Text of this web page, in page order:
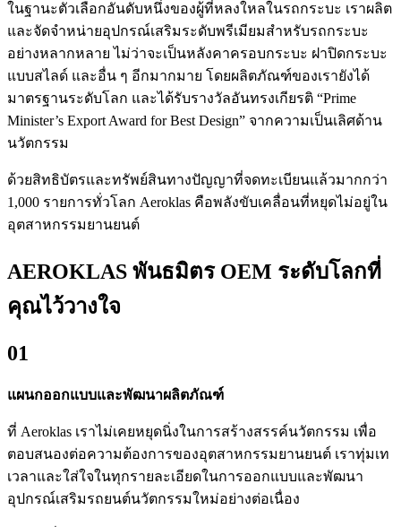
ในฐานะตัวเลือกอันดับหนึ่งของผู้ที่หลงใหลในรถกระบะ เราผลิต
และจัดจำหน่ายอุปกรณ์เสริมระดับพรีเมียมสำหรับรถกระบะ
อย่างหลากหลาย ไม่ว่าจะเป็นหลังคาครอบกระบะ ฝาปิดกระบะ
แบบสไลด์ และอื่น ๆ อีกมากมาย โดยผลิตภัณฑ์ของเรายังได้
มาตรฐานระดับโลก และได้รับรางวัลอันทรงเกียรติ “Prime
Minister’s Export Award for Best Design” จากความเป็นเลิศด้าน
นวัตกรรม
ด้วยสิทธิบัตรและทรัพย์สินทางปัญญาที่จดทะเบียนแล้วมากกว่า
1,000 รายการทั่วโลก Aeroklas คือพลังขับเคลื่อนที่หยุดไม่อยู่ใน
อุตสาหกรรมยานยนต์
AEROKLAS พันธมิตร OEM ระดับโลกที่
คุณไว้วางใจ
01
แผนกออกแบบและพัฒนาผลิตภัณฑ์
ที่ Aeroklas เราไม่เคยหยุดนิ่งในการสร้างสรรค์นวัตกรรม เพื่อ
ตอบสนองต่อความต้องการของอุตสาหกรรมยานยนต์ เราทุ่มเท
เวลาและใส่ใจในทุกรายละเอียดในการออกแบบและพัฒนา
อุปกรณ์เสริมรถยนต์นวัตกรรมใหม่อย่างต่อเนื่อง